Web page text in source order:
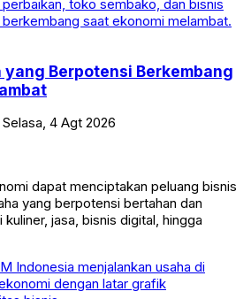
yang Berpotensi Berkembang
Selasa, 4 Agt 2026
dapat menciptakan peluang bisnis
yang berpotensi bertahan dan
jasa, bisnis digital, hingga